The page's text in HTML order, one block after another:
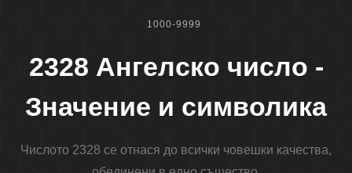
1000-9999
2328 Ангелско число -
Значение и символика
Числото 2328 се отнася до всички човешки качества,